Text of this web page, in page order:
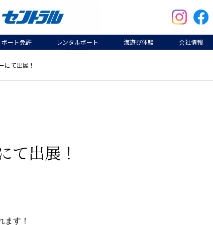
ボート免許 レンタルボート 海遊び体験 会社情報
て出展！
出展！
ます！